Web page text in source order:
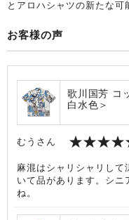
とアロハシャツの新たな可
お客様の声
歌川国芳 コ
白水色＞
むうさん
麻混はシャリシャリして
いて品があります。シニ
ね。